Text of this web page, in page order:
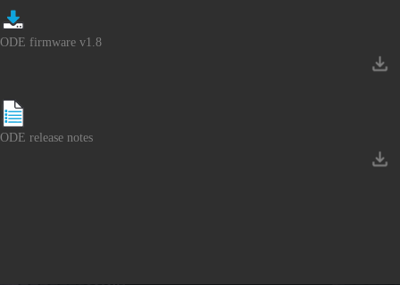
ODE firmware v1.8
ODE release notes